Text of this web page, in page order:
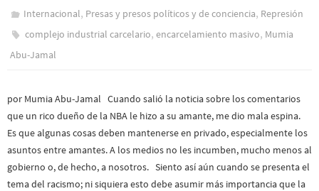
Internacional, Presas y presos polí­ticos y de conciencia, Represión
complejo industrial carcelario,encarcelamiento masivo, Mumia
Abu-Jamal
por Mumia Abu-Jamal Cuando salió la noticia sobre los comentarios
que un rico dueño de la NBA le hizo a su amante, me dio mala espina.
Es que algunas cosas deben mantenerse en privado, especialmente los
asuntos entre amantes. A los medios no les incumben, mucho menos al
gobierno o, de hecho, a nosotros. Siento así aún cuando se presenta el
tema del racismo; ni siquiera esto debe asumir más importancia que la